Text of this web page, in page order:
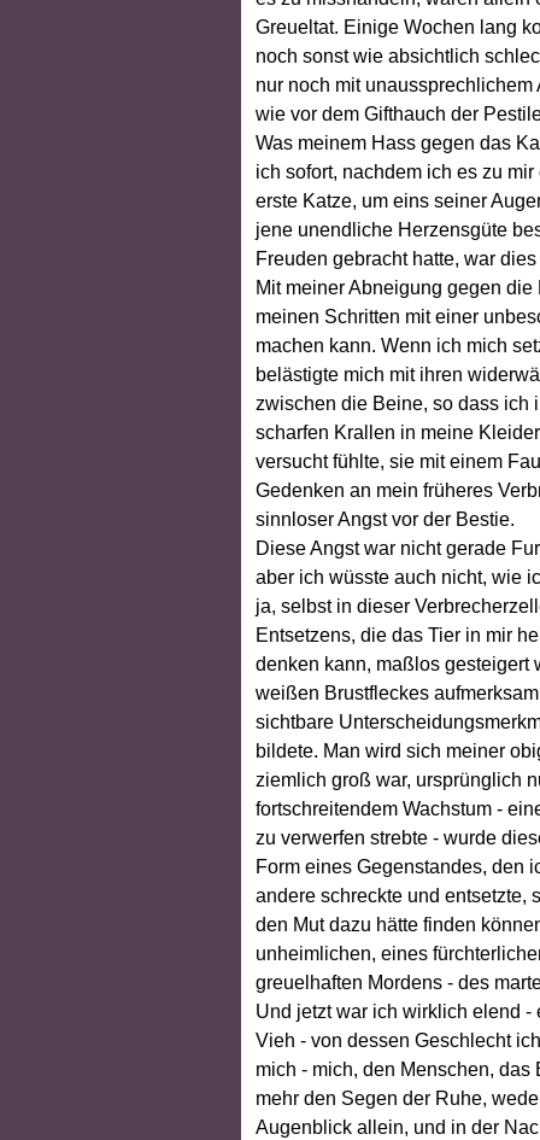
Greueltat. Einige Wochen lang
noch sonst wie absichtlich
nur noch mit
wie vor dem Gifthauch der
Was meinem Hass gegen das
ich sofort, nachdem ich es zu
erste Katze, um eins seiner
jene unendliche Herzensgüte
Freuden gebracht hatte, war
Mit meiner Abneigung gegen
meinen Schritten mit einer
machen kann. Wenn ich mich
belästigte mich mit ihren
zwischen die Beine, so dass ich
scharfen Krallen in meine
versucht fühlte, sie mit einem
Gedenken an mein früheres
sinnloser Angst vor der Bestie.
Diese Angst war nicht gerade
aber ich wüsste auch nicht, wie
ja, selbst in dieser
Entsetzens, die das Tier in mir
denken kann, maßlos gesteigert
weißen Brustfleckes
sichtbare
bildete. Man wird sich meiner
ziemlich groß war, ursprünglich
fortschreitendem Wachstum -
zu verwerfen strebte - wurde
Form eines Gegenstandes, den
andere schreckte und entsetzte,
den Mut dazu hätte finden
unheimlichen, eines
greuelhaften Mordens - des
Und jetzt war ich wirklich elend
Vieh - von dessen Geschlecht
mich - mich, den Menschen,
mehr den Segen der Ruhe,
Augenblick allein, und in der